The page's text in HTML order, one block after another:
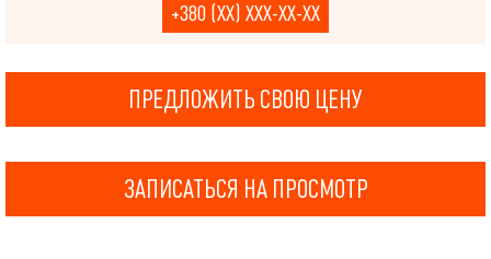
+380 (XX) XXX-XX-XX
ПРЕДЛОЖИТЬ СВОЮ ЦЕНУ
ЗАПИСАТЬСЯ НА ПРОСМОТР